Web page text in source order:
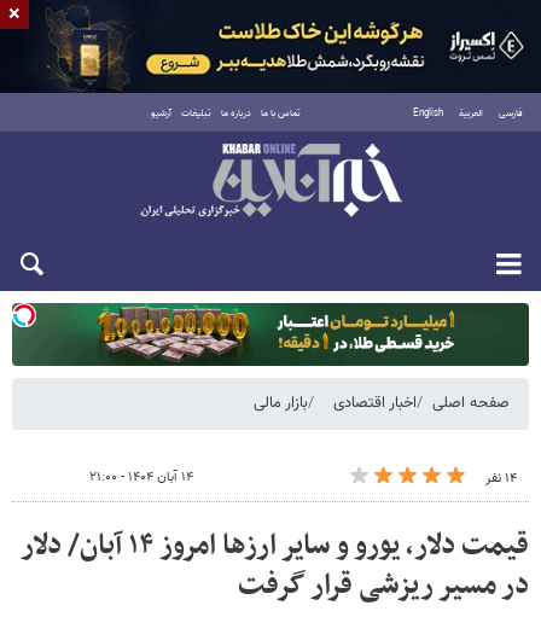
فارسی العربية English تماس با ما درباره ما تبلیغات آرشیو
یکشنبه ۱۸ مرداد ۱۴۰۵
صفحه اصلی اخبار اقتصادی بازار مالی
۱۴ نفر ۱۴ آبان ۱۴۰۴ - ۲۱:۰۰
قیمت دلار، یورو و سایر ارزها امروز ۱۴ آبان/ دلار
در مسیر ریزشی قرار گرفت
×